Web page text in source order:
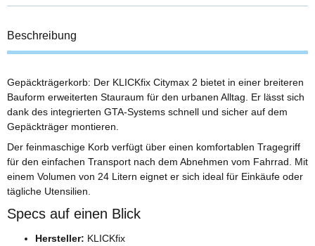
Beschreibung
Gepäckträgerkorb: Der KLICKfix Citymax 2 bietet in einer breiteren
Bauform erweiterten Stauraum für den urbanen Alltag. Er lässt sich
dank des integrierten GTA-Systems schnell und sicher auf dem
Gepäckträger montieren.
Der feinmaschige Korb verfügt über einen komfortablen Tragegriff
für den einfachen Transport nach dem Abnehmen vom Fahrrad. Mit
einem Volumen von 24 Litern eignet er sich ideal für Einkäufe oder
tägliche Utensilien.
Specs auf einen Blick
Hersteller: KLICKfix